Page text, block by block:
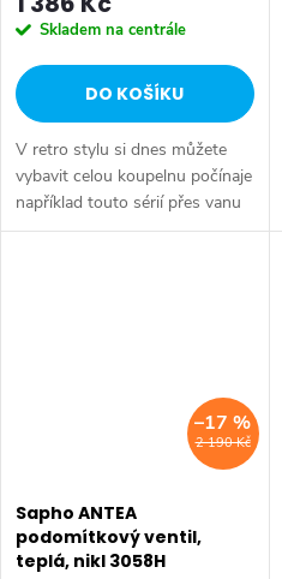
Skladem na centrále
DO KOŠÍKU
V retro stylu si dnes můžete
vybavit celou koupelnu počínaje
například touto sérií přes vanu
Retro, doplňky Diamond až po
2 190 Kč
–17 %
Sapho ANTEA
podomítkový ventil,
teplá, nikl 3058H